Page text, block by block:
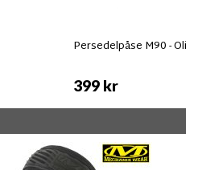
Persedelpåse M90 -
399 kr